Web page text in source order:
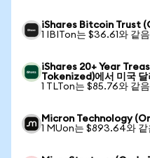
iShares Bitcoin Trust
1 IBITon는 $36.61와 같음
iShares 20+ Year
Tokenized)에서 미국 달
1 TLTon는 $85.76와 같음
Micron Technology
1 MUon는 $893.64와 같